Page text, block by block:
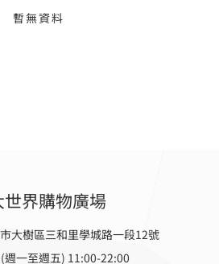
暫無資料
世界購物廣場
大樹區三和里學城路一段12號
週一至週五) 11:00-22:00